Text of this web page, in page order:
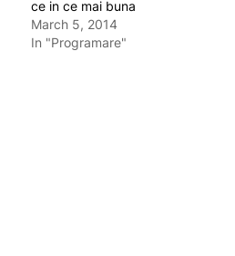
ce in ce mai buna
March 5, 2014
In "Programare"